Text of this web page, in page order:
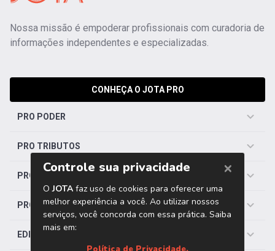
Nossa missão é empoderar profissionais com curadoria de
informações independentes e especializadas.
CONHEÇA O JOTA PRO
PRO PODER
PRO TRIBUTOS
PRO TRABALHISTA
PRO SAÚDE
EDITORIAS